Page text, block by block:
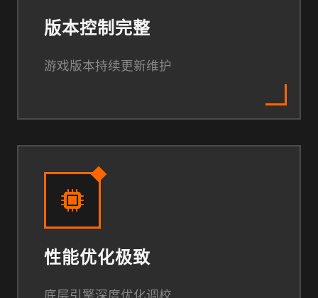
版本控制完整
游戏版本持续更新维护
性能优化极致
底层引擎深度优化调校